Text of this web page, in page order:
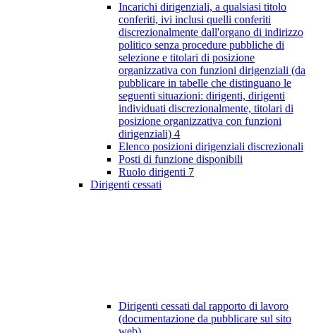
Incarichi dirigenziali, a qualsiasi titolo
conferiti, ivi inclusi quelli conferiti
discrezionalmente dall'organo di indirizzo
politico senza procedure pubbliche di
selezione e titolari di posizione
organizzativa con funzioni dirigenziali (da
pubblicare in tabelle che distinguano le
seguenti situazioni: dirigenti, dirigenti
individuati discrezionalmente, titolari di
posizione organizzativa con funzioni
dirigenziali) 4
Elenco posizioni dirigenziali discrezionali
Posti di funzione disponibili
Ruolo dirigenti 7
Dirigenti cessati
Dirigenti cessati dal rapporto di lavoro
(documentazione da pubblicare sul sito